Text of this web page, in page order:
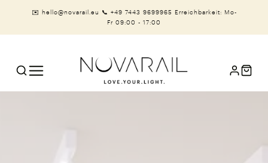
✉️ hello@novarail.eu 📞 +49 7443 9699965 Erreichbarkeit: Mo-
Fr 09:00 - 17:00